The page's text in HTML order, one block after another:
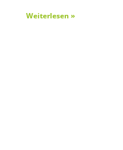
Weiterlesen »